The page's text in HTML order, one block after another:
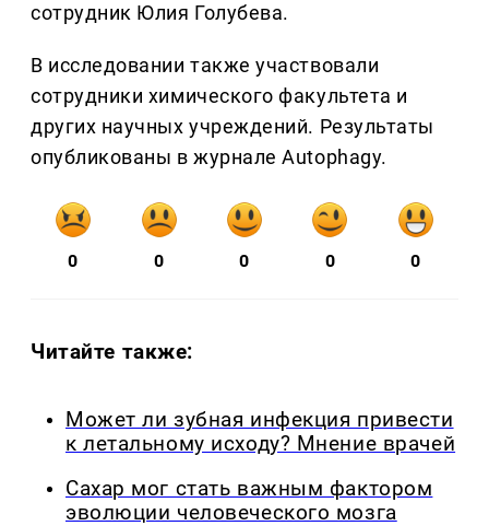
сотрудник Юлия Голубева.
В исследовании также участвовали
сотрудники химического факультета и
других научных учреждений. Результаты
опубликованы в журнале Autophagy.
0 0 0 0 0
Читайте также:
Может ли зубная инфекция привести
к летальному исходу? Мнение врачей
Сахар мог стать важным фактором
эволюции человеческого мозга